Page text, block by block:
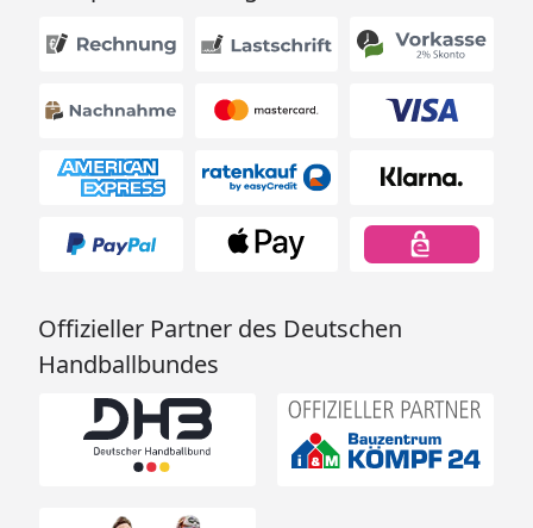
Offizieller Partner des Deutschen
Handballbundes